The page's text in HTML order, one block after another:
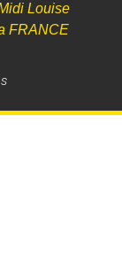
Louise
FRANCE